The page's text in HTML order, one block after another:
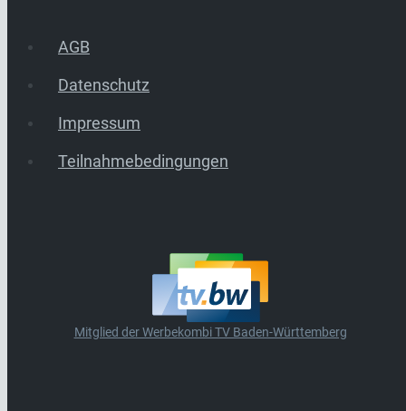
AGB
Datenschutz
Impressum
Teilnahmebedingungen
Mitglied der Werbekombi TV Baden-Württemberg